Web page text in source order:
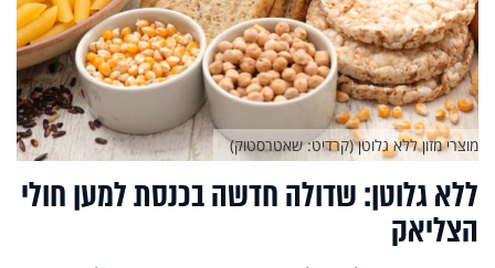
ללא גלוטן: שדולה חדשה בכנסת למען חולי
הצליאק
מוצרי מזון ללא גלוטן (קרדיט: שאטרסטוק)